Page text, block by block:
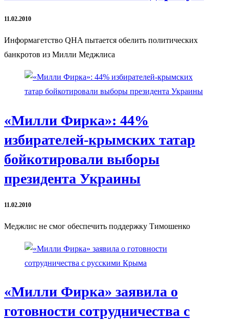
11.02.2010
Информагетство QHA пытается обелить политических
банкротов из Милли Меджлиса
«Милли Фирка»: 44%
избирателей-крымских татар
бойкотировали выборы
президента Украины
11.02.2010
Меджлис не смог обеспечить поддержку Тимошенко
«Милли Фирка» заявила о
готовности сотрудничества с